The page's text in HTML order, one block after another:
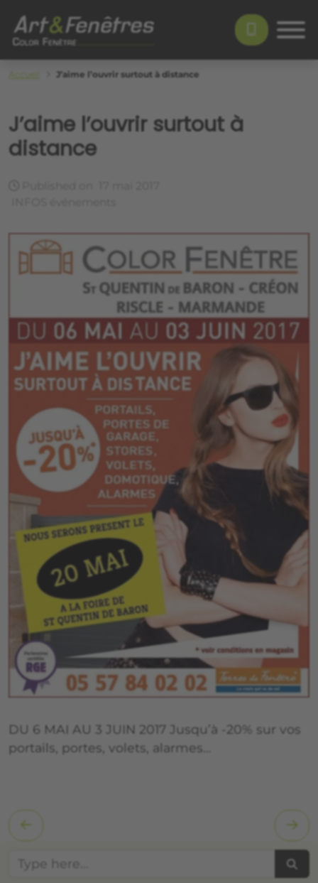
J’aime l’ouvrir surtout à distance
J’aime l’ouvrir surtout à
distance
DU 6 MAI AU 3 JUIN 2017 Jusqu’à -20% sur vos
portails, portes, volets, alarmes…
Color Fenêtre